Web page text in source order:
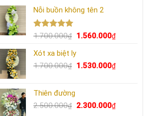
Nỗi buồn không tên 2
Được xếp
5 sao
1.700.000₫
Giá
là:
1.700.000₫.
1.560.000₫Giá
là:
Xót xa biệt ly
1.700.000₫
Giá
1.530.000₫Giá
1.530.000₫.
Thiên đường
2.500.000₫
Giá
2.300.000₫Giá